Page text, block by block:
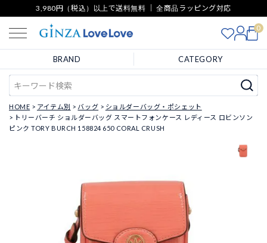
3,980円（税込）以上で送料無料 ｜ 全商品ラッピング対応
0
BRAND CATEGORY
HOME アイテム別 バッグ
ショルダーバッグ・ポシェット
トリーバーチ ショルダーバッグ スマートフォンケース レディース ロビンソン
ピンク TORY BURCH 158824 650 CORAL CRUSH